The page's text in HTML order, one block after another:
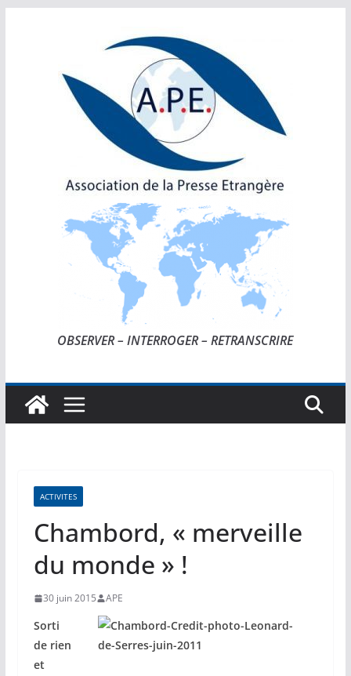
OBSERVER – INTERROGER – RETRANSCRIRE
ACTIVITES
Chambord, « merveille
du monde » !
30 juin 2015 APE
Sorti
de rien
et